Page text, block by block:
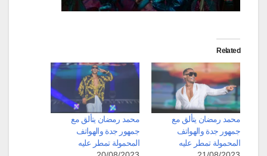
Related
محمد رمضان يتألق مع
جمهور جدة والهواتف
المحمولة تمطر عليه
محمد رمضان يتألق مع
جمهور جدة والهواتف
المحمولة تمطر عليه